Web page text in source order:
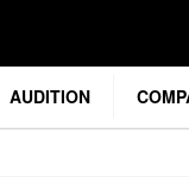
AUDITION